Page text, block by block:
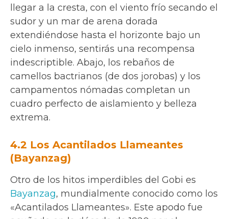
llegar a la cresta, con el viento frío secando el
sudor y un mar de arena dorada
extendiéndose hasta el horizonte bajo un
cielo inmenso, sentirás una recompensa
indescriptible. Abajo, los rebaños de
camellos bactrianos (de dos jorobas) y los
campamentos nómadas completan un
cuadro perfecto de aislamiento y belleza
extrema.
4.2 Los Acantilados Llameantes
(Bayanzag)
Otro de los hitos imperdibles del Gobi es
Bayanzag, mundialmente conocido como los
«Acantilados Llameantes». Este apodo fue